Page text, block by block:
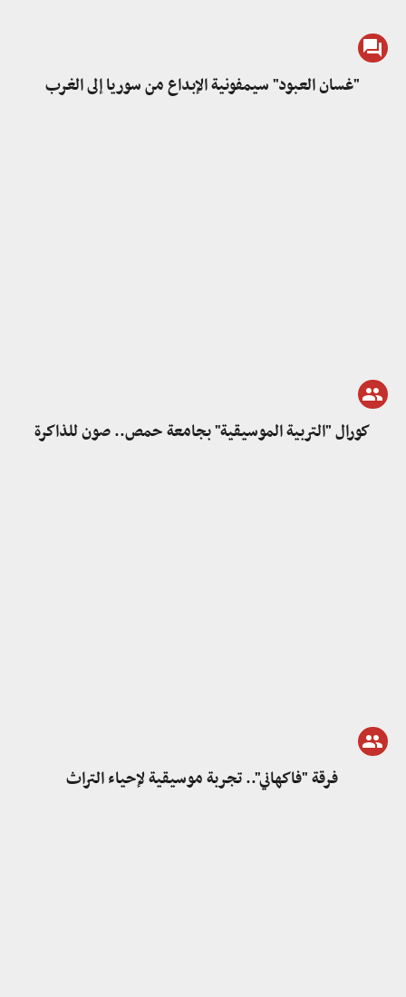
"غسان العبود" سيمفونية الإبداع من سوريا إلى الغرب
كورال "التربية الموسيقية" بجامعة حمص.. صون للذاكرة
فرقة "فاكهاني".. تجربة موسيقية لإحياء التراث